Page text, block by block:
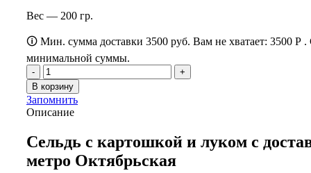
Вес — 200 гр.
🛈 Мин. сумма доставки 3500 руб. Вам не хватает: 3500 Р .
минимальной суммы.
Количество
товара
Икра
баклажановая
В корзину
Запомнить
Описание
Сельдь с картошкой и луком с
метро Октябрьская